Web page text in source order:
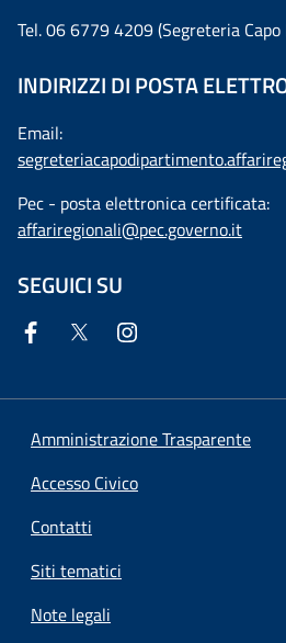
Tel. 06 6779 4209 (Segreteria
INDIRIZZI DI POSTA
Email:
Pec - posta elettronica certificata:
affariregionali@pec.governo.it
SEGUICI SU
Amministrazione Trasparente
Accesso Civico
Contatti
Siti tematici
Note legali